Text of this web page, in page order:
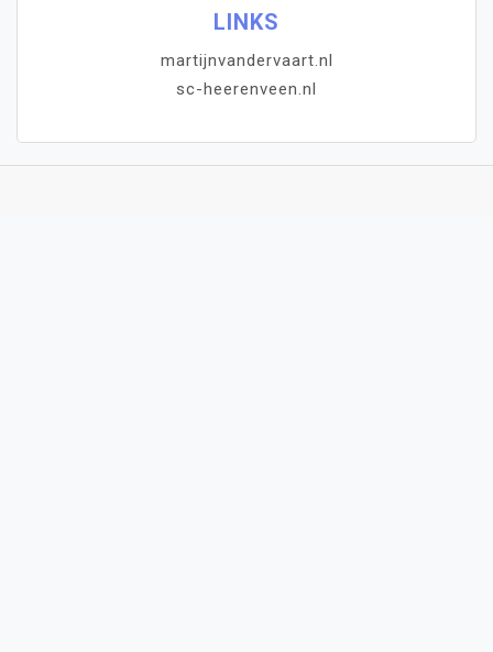
LINKS
martijnvandervaart.nl
sc-heerenveen.nl